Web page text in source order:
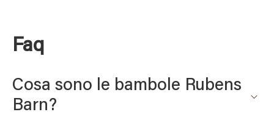
Faq
Cosa sono le bambole Rubens
Barn?